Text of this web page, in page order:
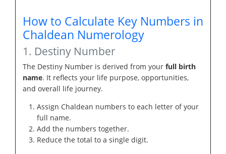
How to Calculate Key Numbers in
Chaldean Numerology
1. Destiny Number
The Destiny Number is derived from your full birth
name. It reflects your life purpose, opportunities,
and overall life journey.
Assign Chaldean numbers to each letter of your
full name.
Add the numbers together.
Reduce the total to a single digit.